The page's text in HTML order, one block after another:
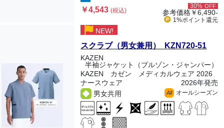
￥4,543(税込)
30% OFF
参考価格￥6,490-
1%ポイント 還元
NEW!
スクラブ（男女兼用） KZN720-51
KAZEN
半袖ジャケット（ブルゾン・ジャンパー）
KAZEN カゼン メディカルウェア 2026
ナースウェア
2026年発売
男女共用
All オールシーズン